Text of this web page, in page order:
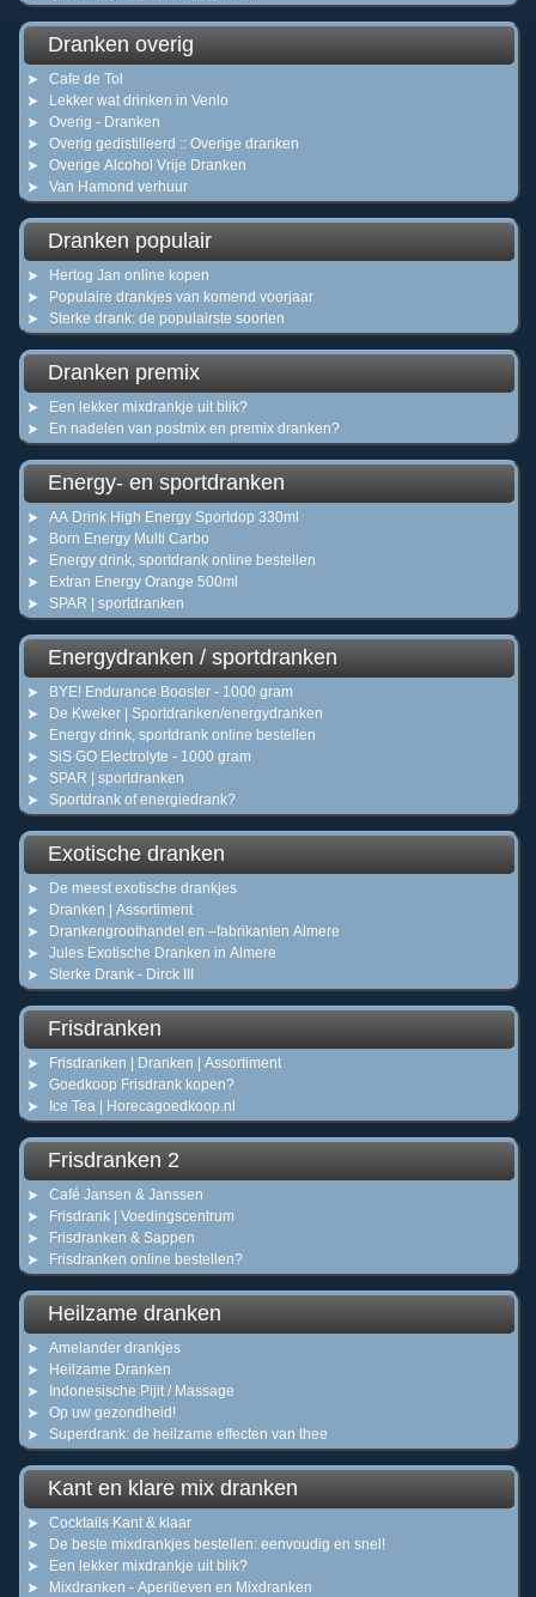
Dranken overig
Cafe de Tol
Lekker wat drinken in Venlo
Overig - Dranken
Overig gedistilleerd :: Overige dranken
Overige Alcohol Vrije Dranken
Van Hamond verhuur
Dranken populair
Hertog Jan online kopen
Populaire drankjes van komend voorjaar
Sterke drank: de populairste soorten
Dranken premix
Een lekker mixdrankje uit blik?
En nadelen van postmix en premix dranken?
Energy- en sportdranken
AA Drink High Energy Sportdop 330ml
Born Energy Multi Carbo
Energy drink, sportdrank online bestellen
Extran Energy Orange 500ml
SPAR | sportdranken
Energydranken / sportdranken
BYE! Endurance Booster - 1000 gram
De Kweker | Sportdranken/energydranken
Energy drink, sportdrank online bestellen
SiS GO Electrolyte - 1000 gram
SPAR | sportdranken
Sportdrank of energiedrank?
Exotische dranken
De meest exotische drankjes
Dranken | Assortiment
Drankengroothandel en –fabrikanten Almere
Jules Exotische Dranken in Almere
Sterke Drank - Dirck III
Frisdranken
Frisdranken | Dranken | Assortiment
Goedkoop Frisdrank kopen?
Ice Tea | Horecagoedkoop.nl
Frisdranken 2
Café Jansen & Janssen
Frisdrank | Voedingscentrum
Frisdranken & Sappen
Frisdranken online bestellen?
Heilzame dranken
Amelander drankjes
Heilzame Dranken
Indonesische Pijit / Massage
Op uw gezondheid!
Superdrank: de heilzame effecten van thee
Kant en klare mix dranken
Cocktails Kant & klaar
De beste mixdrankjes bestellen: eenvoudig en snel!
Een lekker mixdrankje uit blik?
Mixdranken - Aperitieven en Mixdranken